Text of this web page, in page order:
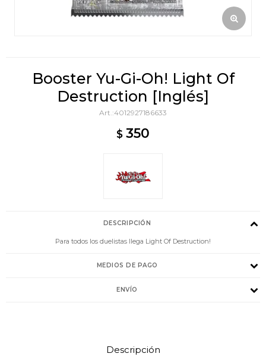
Booster Yu-Gi-Oh! Light Of
Destruction [Inglés]
4012927186633
$ 350
DESCRIPCIÓN
Para todos los duelistas llega Light Of Destruction!
MEDIOS DE PAGO
ENVÍO
Descripción